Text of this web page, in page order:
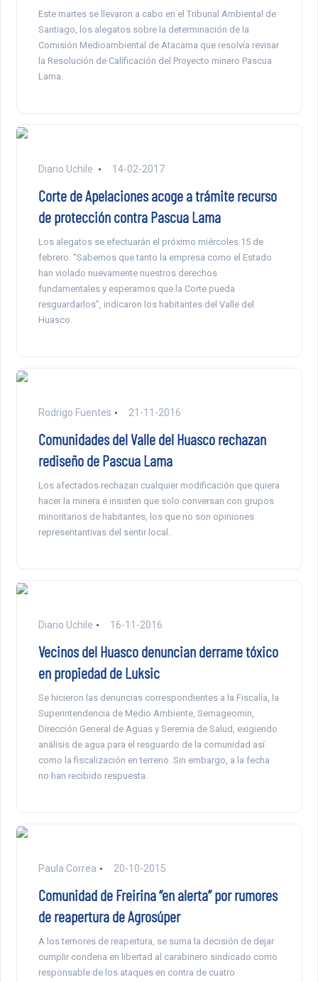
Este martes se llevaron a cabo en el Tribunal Ambiental de
Santiago, los alegatos sobre la determinación de la
Comisión Medioambiental de Atacama que resolvía revisar
la Resolución de Calificación del Proyecto minero Pascua
Lama.
Diario Uchile 14-02-2017
Corte de Apelaciones acoge a trámite recurso
de protección contra Pascua Lama
Los alegatos se efectuarán el próximo miércoles 15 de
febrero. “Sabemos que tanto la empresa como el Estado
han violado nuevamente nuestros derechos
fundamentales y esperamos que la Corte pueda
resguardarlos”, indicaron los habitantes del Valle del
Huasco.
Rodrigo Fuentes 21-11-2016
Comunidades del Valle del Huasco rechazan
rediseño de Pascua Lama
Los afectados rechazan cualquier modificación que quiera
hacer la minera e insisten que solo conversan con grupos
minoritarios de habitantes, los que no son opiniones
representantivas del sentir local.
Diario Uchile 16-11-2016
Vecinos del Huasco denuncian derrame tóxico
en propiedad de Luksic
Se hicieron las denuncias correspondientes a la Fiscalía, la
Superintendencia de Medio Ambiente, Sernageomin,
Dirección General de Aguas y Seremia de Salud, exigiendo
análisis de agua para el resguardo de la comunidad así
como la fiscalización en terreno. Sin embargo, a la fecha
no han recibido respuesta.
Paula Correa 20-10-2015
Comunidad de Freirina “en alerta” por rumores
de reapertura de Agrosúper
A los temores de reapertura, se suma la decisión de dejar
cumplir condena en libertad al carabinero sindicado como
responsable de los ataques en contra de cuatro